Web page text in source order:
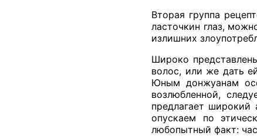
Вторая группа
ласточкин глаз,
излишних
Широко
волос, или же дать
Юным донжуанам
возлюбленной,
предлагает широкий
опускаем по
любопытный факт: